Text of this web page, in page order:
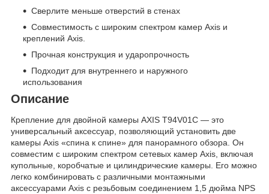
Сверлите меньше отверстий в стенах
Совместимость с широким спектром камер Axis и
креплений Axis.
Прочная конструкция и ударопрочность
Подходит для внутреннего и наружного
использования
Описание
Крепление для двойной камеры AXIS T94V01C — это
универсальный аксессуар, позволяющий установить две
камеры Axis «спина к спине» для панорамного обзора. Он
совместим с широким спектром сетевых камер Axis, включая
купольные, коробчатые и цилиндрические камеры. Его можно
легко комбинировать с различными монтажными
аксессуарами Axis с резьбовым соединением 1,5 дюйма NPS